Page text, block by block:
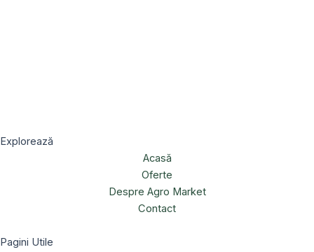
Explorează
Acasă
Oferte
Despre Agro Market
Contact
Pagini Utile